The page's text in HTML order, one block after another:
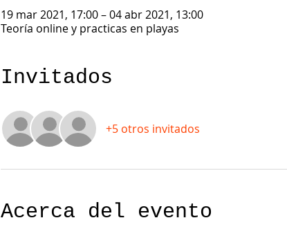
19 mar 2021, 17:00 – 04 abr 2021, 13:00
Teoría online y practicas en playas
Invitados
+5 otros invitados
Acerca del evento